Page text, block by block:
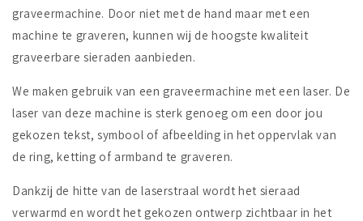
graveermachine. Door niet met de hand maar met een
machine te graveren, kunnen wij de hoogste kwaliteit
graveerbare sieraden aanbieden.
We maken gebruik van een graveermachine met een laser. De
laser van deze machine is sterk genoeg om een door jou
gekozen tekst, symbool of afbeelding in het oppervlak van
de ring, ketting of armband te graveren.
Dankzij de hitte van de laserstraal wordt het sieraad
verwarmd en wordt het gekozen ontwerp zichtbaar in het